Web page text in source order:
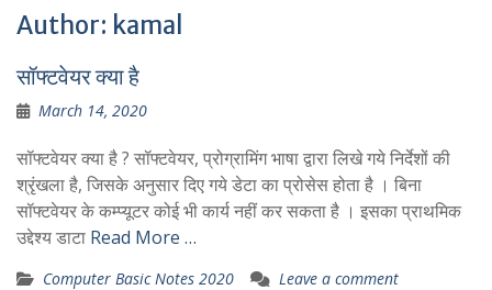
Author: kamal
सॉफ्टवेयर क्या है
March 14, 2020
सॉफ्टवेयर क्या है ? सॉफ्टवेयर, प्रोग्रामिंग भाषा द्वारा लिखे गये निर्देशों की
श्रृंखला है, जिसके अनुसार दिए गये डेटा का प्रोसेस होता है । बिना
सॉफ्टवेयर के कम्प्यूटर कोई भी कार्य नहीं कर सकता है । इसका प्राथमिक
उद्देश्य डाटा Read More …
Computer Basic Notes 2020 Leave a comment